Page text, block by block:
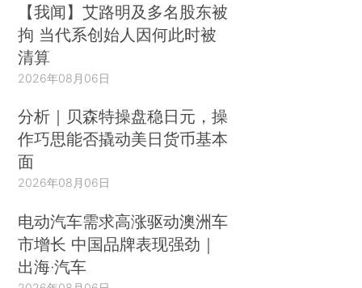
【我闻】艾路明及多名股东被
拘 当代系创始人因何此时被
清算
2026年08月06日
分析｜贝森特操盘稳日元，操
作巧思能否撬动美日货币基本
面
2026年08月06日
电动汽车需求高涨驱动澳洲车
市增长 中国品牌表现强劲｜
出海·汽车